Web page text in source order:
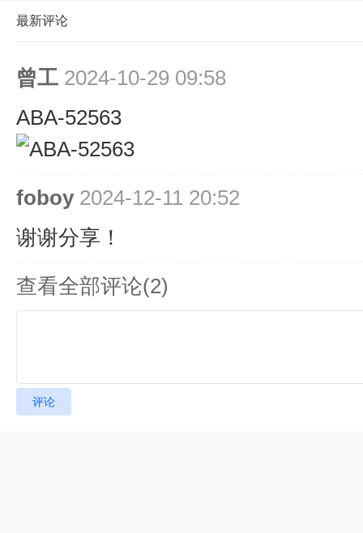
最新评论
曾工 2024-10-29 09:58
ABA-52563
foboy 2024-12-11 20:52
谢谢分享！
查看全部评论(2)
评论